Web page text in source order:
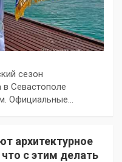
сезон
в Севастополе
Официальные…
архитектурное
с этим делать